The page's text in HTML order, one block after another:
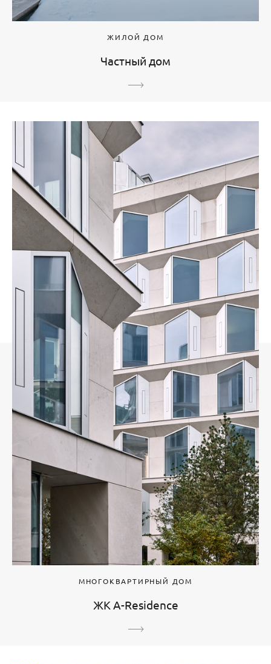
ЖИЛОЙ ДОМ
Частный дом
МНОГОКВАРТИРНЫЙ ДОМ
ЖК A-Residence